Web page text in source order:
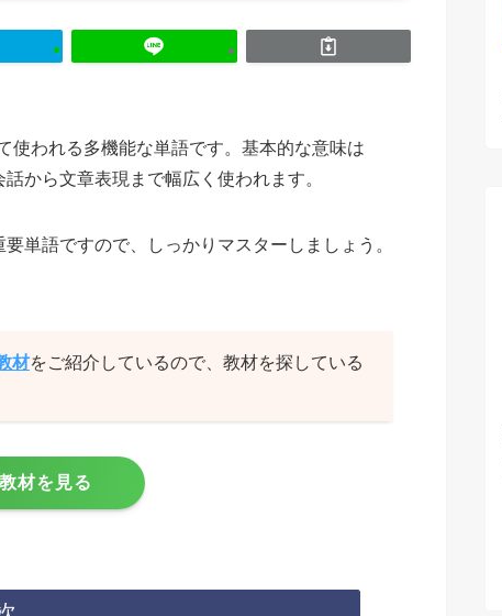
使われる多機能な単語です。基本的な意味は
から文章表現まで幅広く使われます。
単語ですので、しっかりマスターしましょう。
材をご紹介しているので、教材を探している
材を見る